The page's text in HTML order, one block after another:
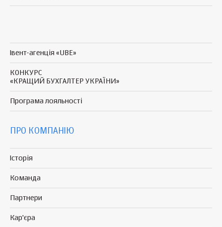
Івент-агенція «UBE»
КОНКУРС
«КРАЩИЙ БУХГАЛТЕР УКРАЇНИ»
Програма лояльності
ПРО КОМПАНІЮ
Історія
Команда
Партнери
Кар'єра